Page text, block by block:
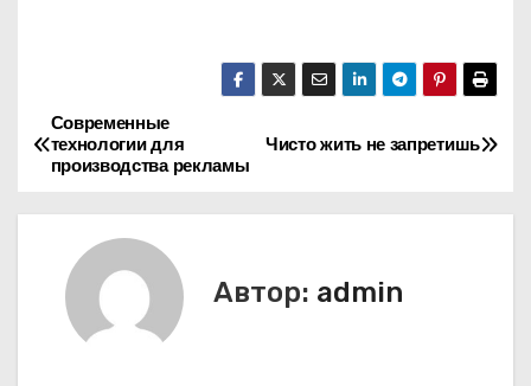
Н
а
Чисто жить не запретишь
Современные
технологии для
производства рекламы
Автор: admin